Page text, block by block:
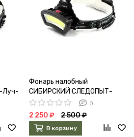
Луч-
Фонарь налобный
СИБИРСКИЙ СЛЕДОПЫТ-
Sunrise
0
2 250 ₽ 2 500 ₽
В корзину